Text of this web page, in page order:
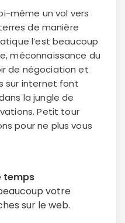
même un vol vers
de manière
l’est beaucoup
méconnaissance du
de négociation et
sur internet font
la jungle de
Petit tour
pour ne plus vous
temps
votre
sur le web.